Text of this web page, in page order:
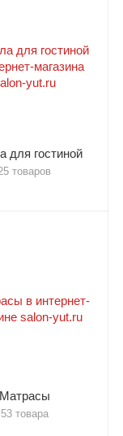
для гостиной
товаров
Матрасы
53 товара